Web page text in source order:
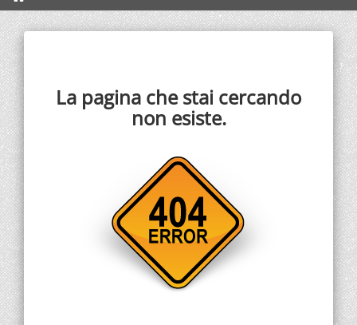
La pagina che stai cercando
non esiste.